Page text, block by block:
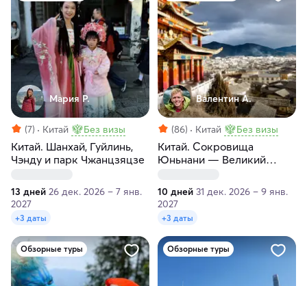
Мария Р.
(7) Китай Без визы
Китай. Шанхай, Гуйлинь,
Чэнду и парк Чжанцзяцзе
13 дней 26 дек. 2026 – 7 янв.
2027
+3 даты
Валентин А.
(86) Китай Без визы
Китай. Cокровища
Юньнани — Великий
10 дней 31 дек. 2026 – 9 янв.
2027
+3 даты
Обзорные туры Обзорные туры